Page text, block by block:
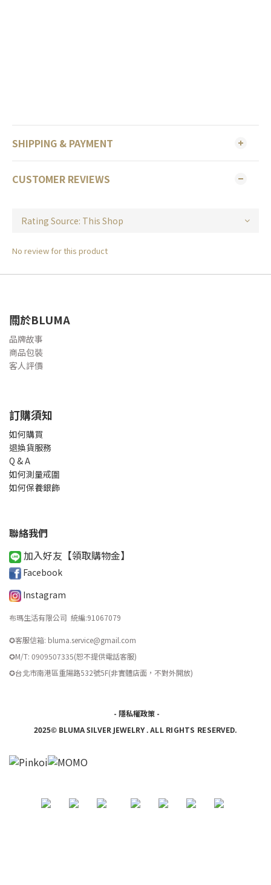
SHIPPING & PAYMENT
CUSTOMER REVIEWS
No review for this product
關於BLUMA
品牌故事
商品包裝
客人評價
訂購須知
如何購買
退換貨服務
Q & A
如何測量戒圍
如何保養銀飾
聯絡我們
加入好友【領取購物金】
Facebook
Instagram
布瑪生活有限公司 統編:91067079
✪客服信箱: bluma.service@gmail.com
✪M/T: 0909507335(恕不提供電話客服)
​✪台北市南港區重陽路532號5F(非實體店面，不對外開放)
- 隱私權政策-
2025© BLUMA SILVER JEWELRY.ALL RIGHTS RESERVED.